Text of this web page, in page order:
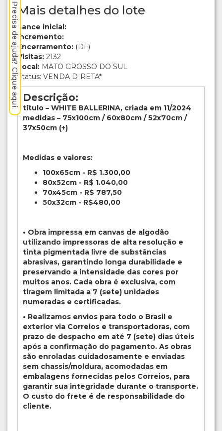
Mais detalhes do lote
Lance inicial:
Incremento:
Encerramento: (DF)
Visitas: 2132
Local: MATO GROSSO DO SUL
Status: VENDA DIRETA*
Descrição:
título – WHITE BALLERINA, criada em 11/2024
medidas – 75x100cm / 60x80cm / 52x70cm /
37x50cm (+)
Medidas e valores:
100x65cm - R$ 1.300,00
80x52cm - R$ 1.040,00
70x45cm - R$ 787,50
50x32cm - R$480,00
• Obra impressa em canvas de algodão
utilizando impressoras de alta resolução e
tinta pigmentada livre de substâncias
abrasivas, garantindo longa durabilidade e
preservando a intensidade das cores por
muitos anos. Cada obra é exclusiva, com
tiragem limitada a 7 (sete) unidades
numeradas e certificadas.
• Realizamos envios para todo o Brasil e
exterior via Correios e transportadoras, com
prazo de despacho em até 7 (sete) dias úteis
após a confirmação do pagamento. As obras
são enroladas cuidadosamente e enviadas
sem chassis/moldura, acomodadas em
embalagens fornecidas pelos Correios, para
garantir sua integridade durante o transporte.
O custo do frete é de responsabilidade do
cliente.
Precisa de ajuda? Clique aqui.